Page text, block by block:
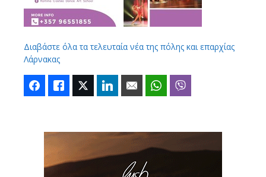
Διαβάστε όλα τα τελευταία νέα της πόλης και επαρχίας
Λάρνακας
FacebookLike Twitter LinkedIn Email WhatsApp